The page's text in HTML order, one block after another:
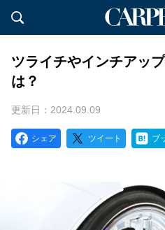
ツライチやインチアッ
は？
更新日：2024.09.09
シェア ツイート ブ